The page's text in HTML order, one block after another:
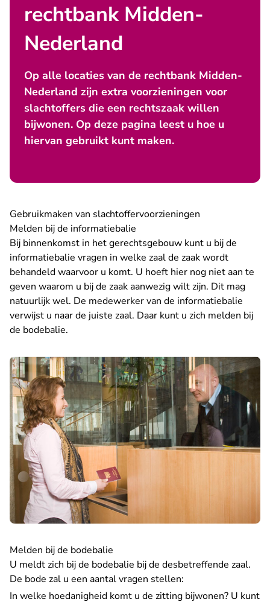
rechtbank Midden-
Nederland
Op alle locaties van de rechtbank Midden-
Nederland zijn extra voorzieningen voor
slachtoffers die een rechtszaak willen
bijwonen. Op deze pagina leest u hoe u
hiervan gebruikt kunt maken.
Gebruikmaken van slachtoffervoorzieningen
Melden bij de informatiebalie
Bij binnenkomst in het gerechtsgebouw kunt u bij de
informatiebalie vragen in welke zaal de zaak wordt
behandeld waarvoor u komt. U hoeft hier nog niet aan te
geven waarom u bij de zaak aanwezig wilt zijn. Dit mag
natuurlijk wel. De medewerker van de informatiebalie
verwijst u naar de juiste zaal. Daar kunt u zich melden bij
de bodebalie.
Melden bij de bodebalie
U meldt zich bij de bodebalie bij de desbetreffende zaal.
De bode zal u een aantal vragen stellen:
In welke hoedanigheid komt u de zitting bijwonen? U kunt